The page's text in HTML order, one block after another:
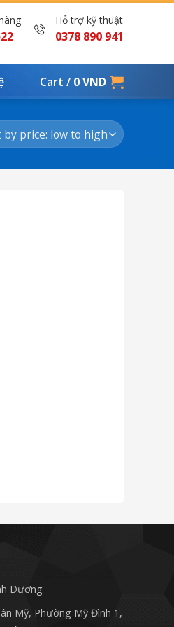
Hỗ trợ kỹ thuật
0378 890 941
Cart / 0VND
Dương
Mỹ, Phường Mỹ Đình 1,